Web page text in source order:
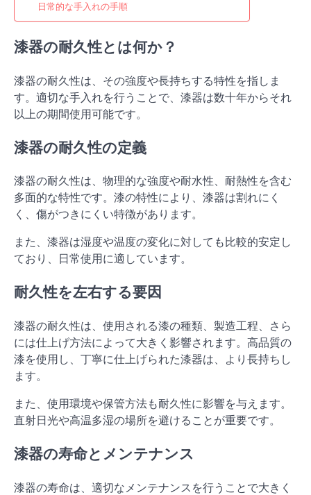
日常的な手入れの手順
漆器の耐久性とは何か？
漆器の耐久性は、その強度や長持ちする特性を指しま
す。適切な手入れを行うことで、漆器は数十年からそれ
以上の期間使用可能です。
漆器の耐久性の定義
漆器の耐久性は、物理的な強度や耐水性、耐熱性を含む
多面的な特性です。漆の特性により、漆器は割れにく
く、傷がつきにくい特徴があります。
また、漆器は湿度や温度の変化に対しても比較的安定し
ており、日常使用に適しています。
耐久性を左右する要因
漆器の耐久性は、使用される漆の種類、製造工程、さら
には仕上げ方法によって大きく影響されます。高品質の
漆を使用し、丁寧に仕上げられた漆器は、より長持ちし
ます。
また、使用環境や保管方法も耐久性に影響を与えます。
直射日光や高温多湿の場所を避けることが重要です。
漆器の寿命とメンテナンス
漆器の寿命は、適切なメンテナンスを行うことで大きく